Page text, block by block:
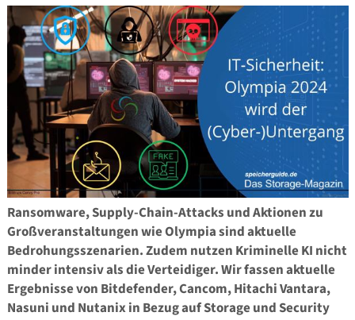
Ransomware, Supply-Chain-Attacks und Aktionen zu
Großveranstaltungen wie Olympia sind aktuelle
Bedrohungsszenarien. Zudem nutzen Kriminelle KI nicht
minder intensiv als die Verteidiger. Wir fassen aktuelle
Ergebnisse von Bitdefender, Cancom, Hitachi Vantara,
Nasuni und Nutanix in Bezug auf Storage und Security